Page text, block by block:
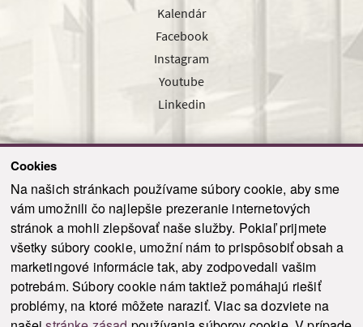
Cookies
Na našich stránkach používame súbory cookie, aby sme
vám umožnili čo najlepšie prezeranie internetových
stránok a mohli zlepšovať naše služby. Pokiaľ prijmete
všetky súbory cookie, umožní nám to prispôsobiť obsah a
marketingové informácie tak, aby zodpovedali vašim
potrebám. Súbory cookie nám taktiež pomáhajú riešiť
problémy, na ktoré môžete naraziť. Viac sa dozviete na
Kalendár
Facebook
Instagram
Youtube
Linkedin
Odoslať